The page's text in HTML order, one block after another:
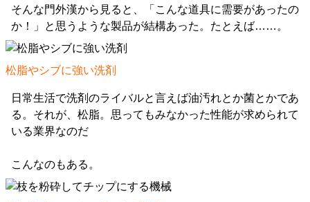
そんな門外漢から見ると、「こんな道具に需要があったの
か！」と思うような製品が結構あった。たとえば……。
松脂やシブに強い洗剤
日常生活で洗剤のライバルと言えば油汚れとか菌とかであ
る。それが、松脂。思ってもみなかった性能が求められて
いる業界なのだ
こんなのもある。